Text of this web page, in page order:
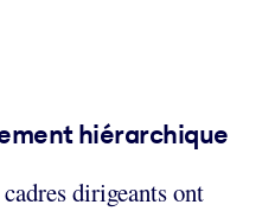
hiérarchique
dirigeants ont